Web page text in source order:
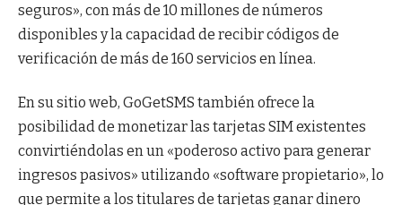
seguros», con más de 10 millones de números
disponibles y la capacidad de recibir códigos de
verificación de más de 160 servicios en línea.
En su sitio web, GoGetSMS también ofrece la
posibilidad de monetizar las tarjetas SIM existentes
convirtiéndolas en un «poderoso activo para generar
ingresos pasivos» utilizando «software propietario», lo
que permite a los titulares de tarjetas ganar dinero